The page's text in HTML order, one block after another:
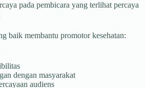
pada pembicara yang terlihat percaya
baik membantu promotor kesehatan:
dengan masyarakat
audiens